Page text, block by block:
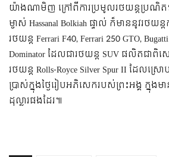
យ៉ាងណាមិញ ក្រៅពីការប្រមូលរថយន្តប្រណិត
ម្ចាស់ Hassanal Bolkiah ផ្ទាល់ ក៏មាននូវរថយ
រថយន្ត Ferrari F40, Ferrari 250 GTO,
Dominator ដែលជារថយន្ត SUV ផលិតជាពិ
រថយន្ត Rolls-Royce Silver Spur II ដែលស្រ
ប្រាស់ក្នុងថ្ងៃរៀបអភិសេករបស់ព្រះអង្គ ក្នុង
ដុល្លារផងដែរ៕